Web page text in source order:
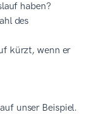
haben?
des
kürzt, wenn er
unser Beispiel.